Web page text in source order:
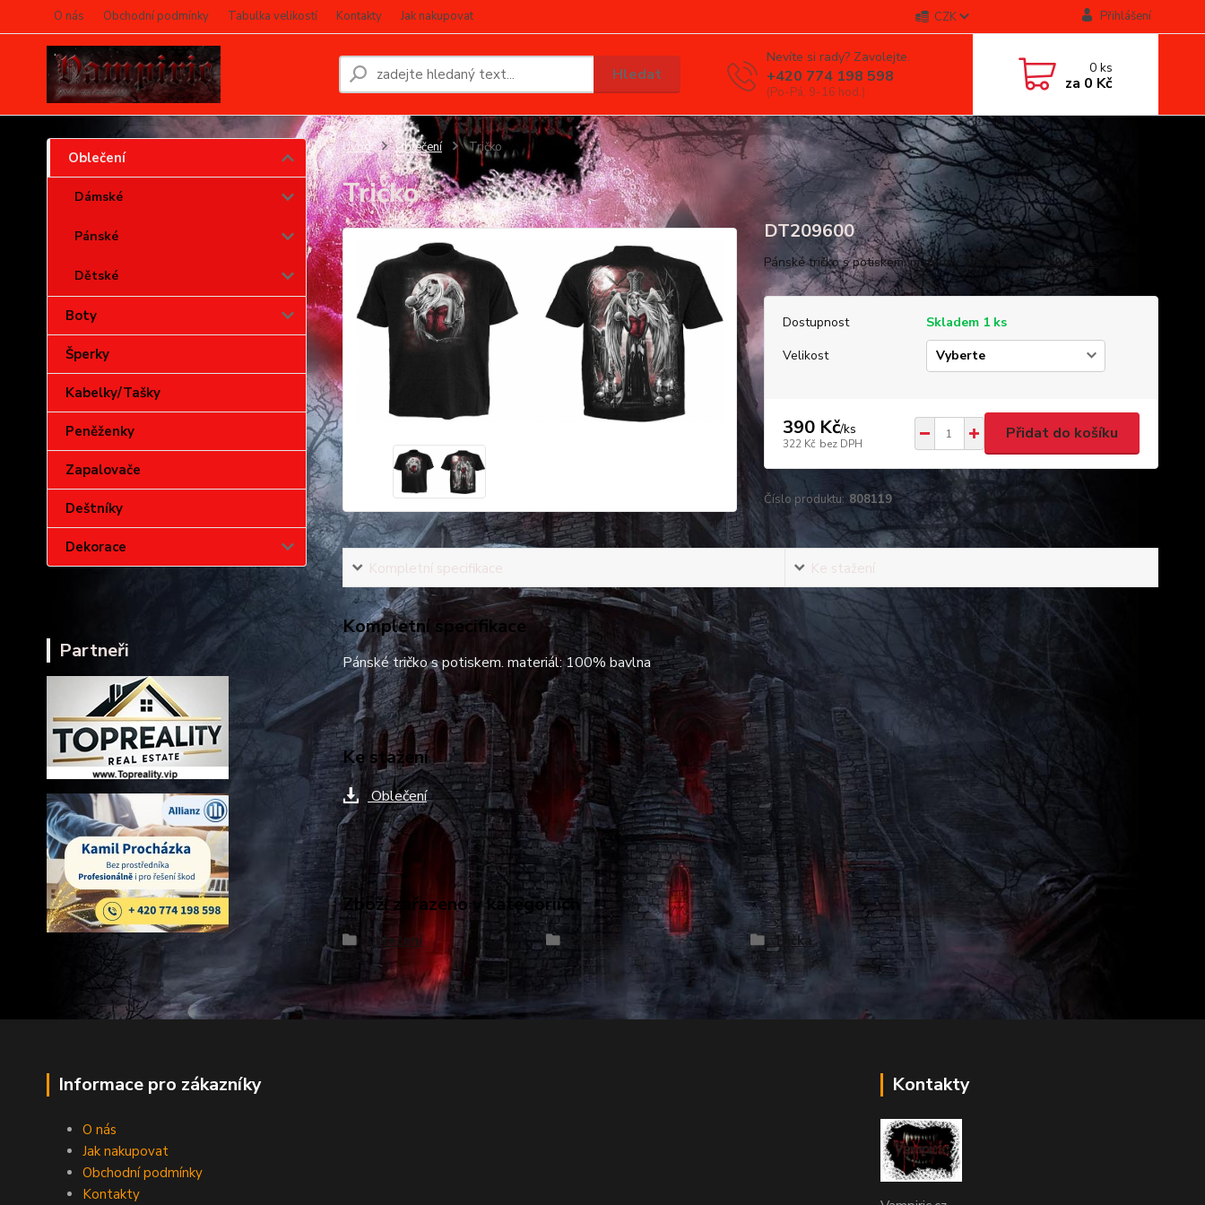
O nás Obchodní podmínky Tabulka velikostí Kontakty Jak nakupovat CZK Přihlášení
Hledat
Nevíte si rady? Zavolejte.
+420 774 198 598
(Po-Pá, 9-16 hod.)
0ks
za 0 Kč
Oblečení
Dámské
Pánské
Dětské
Boty
Šperky
Kabelky/Tašky
Peněženky
Zapalovače
Deštníky
Dekorace
Partneři
Úvod Oblečení Tričko
Tričko
DT209600
Pánské tričko s potiskem. materiál: 100% bavlnacelý popis
Dostupnost
Skladem 1 ks
Velikost
390 Kč/ks
322 Kč bez DPH
Přidat do košíku
Číslo produktu: 808119
Kompletní specifikace Ke stažení
Kompletní specifikace
Pánské tričko s potiskem. materiál: 100% bavlna
Ke stažení
Oblečení
Zboží zařazeno v kategoriích
Oblečení Trička
Informace pro zákazníky
O nás
Jak nakupovat
Obchodní podmínky
Kontakty
Kontakty